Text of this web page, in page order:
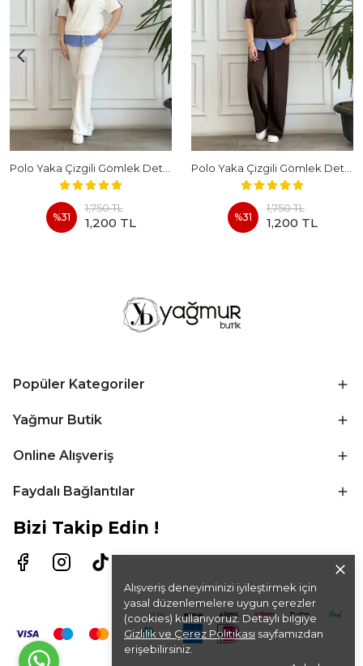
Alışveriş deneyiminizi iyileştirmek için
yasal düzenlemelere uygun çerezler
(cookies) kullanıyoruz. Detaylı bilgiye
Gizlilik ve Çerez Politikası sayfamızdan
erişebilirsiniz.
%31
1,750 TL
1,200 TL %31
1,750 TL
1,200 TL
Popüler Kategoriler
Yağmur Butik
Online Alışveriş
Faydalı Bağlantılar
Bizi Takip Edin !